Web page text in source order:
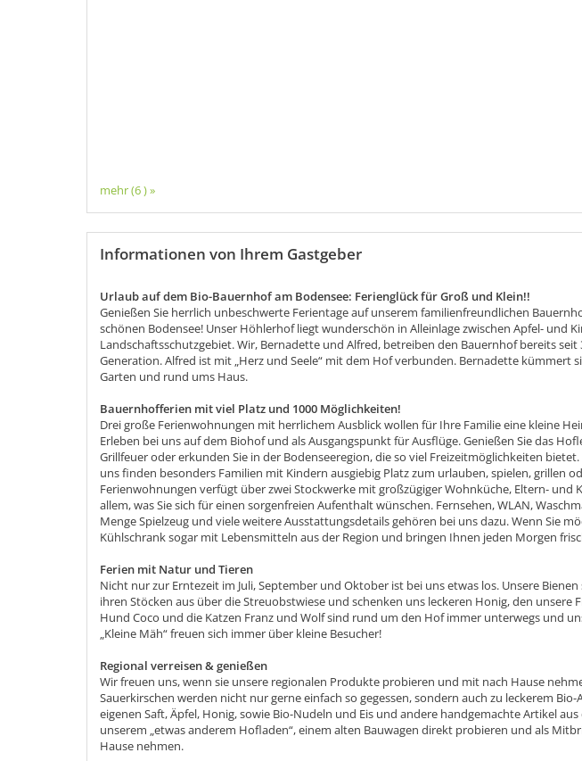
mehr (6 ) »
Informationen von Ihrem Gastgeber
Urlaub auf dem Bio-Bauernhof am Bodensee: Ferienglück für Groß und Klein!!
Genießen Sie herrlich unbeschwerte Ferientage auf unserem familienfreundlichen
schönen Bodensee! Unser Höhlerhof liegt wunderschön in Alleinlage zwischen Apfel- und
Landschaftsschutzgebiet. Wir, Bernadette und Alfred, betreiben den Bauernhof bereits seit
Generation. Alfred ist mit „Herz und Seele“ mit dem Hof verbunden. Bernadette kümmert
Garten und rund ums Haus.
Bauernhofferien mit viel Platz und 1000 Möglichkeiten!
Drei große Ferienwohnungen mit herrlichem Ausblick wollen für Ihre Familie eine kleine
Erleben bei uns auf dem Biohof und als Ausgangspunkt für Ausflüge. Genießen Sie das
Grillfeuer oder erkunden Sie in der Bodenseeregion, die so viel Freizeitmöglichkeiten
uns finden besonders Familien mit Kindern ausgiebig Platz zum urlauben, spielen, grillen
Ferienwohnungen verfügt über zwei Stockwerke mit großzügiger Wohnküche, Eltern- und
allem, was Sie sich für einen sorgenfreien Aufenthalt wünschen. Fernsehen, WLAN,
Menge Spielzeug und viele weitere Ausstattungsdetails gehören bei uns dazu. Wenn Sie
Kühlschrank sogar mit Lebensmitteln aus der Region und bringen Ihnen jeden Morgen
Ferien mit Natur und Tieren
Nicht nur zur Erntezeit im Juli, September und Oktober ist bei uns etwas los. Unsere
ihren Stöcken aus über die Streuobstwiese und schenken uns leckeren Honig, den unsere
Hund Coco und die Katzen Franz und Wolf sind rund um den Hof immer unterwegs und
„Kleine Mäh“ freuen sich immer über kleine Besucher!
Regional verreisen & genießen
Wir freuen uns, wenn sie unsere regionalen Produkte probieren und mit nach Hause
Sauerkirschen werden nicht nur gerne einfach so gegessen, sondern auch zu leckerem
eigenen Saft, Äpfel, Honig, sowie Bio-Nudeln und Eis und andere handgemachte Artikel
unserem „etwas anderem Hofladen“, einem alten Bauwagen direkt probieren und als
Hause nehmen.